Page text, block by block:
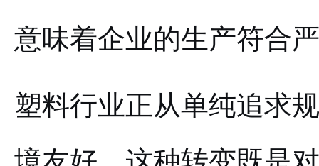
意味着企业的生产符合
塑料行业正从单纯追求